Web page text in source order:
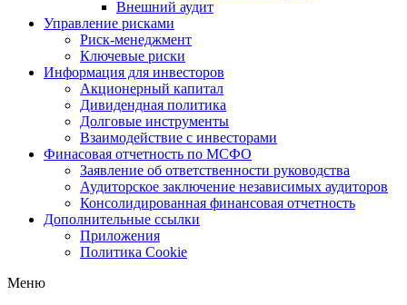
Внешний аудит
Управление рисками
Риск-менеджмент
Ключевые риски
Информация для инвесторов
Акционерный капитал
Дивидендная политика
Долговые инструменты
Взаимодействие с инвеcторами
Финасовая отчетность по МСФО
Заявление об ответственности руководства
Аудиторское заключение независимых аудиторов
Консолидированная финансовая отчетность
Дополнительные ссылки
Приложения
Политика Cookie
Меню